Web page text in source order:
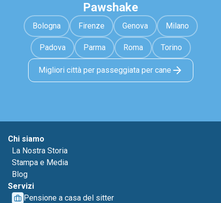
Pawshake
Bologna Firenze Genova Milano
Padova Parma Roma Torino
Migliori città per passeggiata per cane
Chi siamo
La Nostra Storia
Stampa e Media
Blog
Servizi
Pensione a casa del sitter